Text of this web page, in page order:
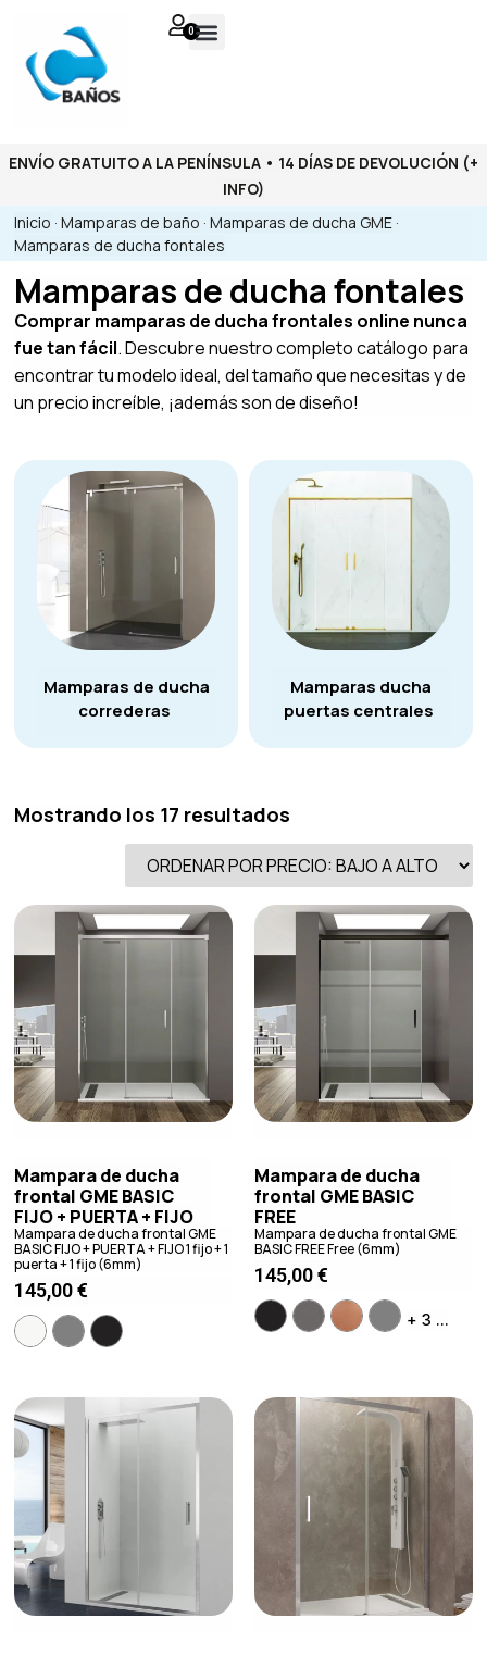
0
ENVÍO GRATUITO A LA PENÍNSULA • 14 DÍAS DE DEVOLUCIÓN (+
INFO)
Inicio ·Mamparas de baño ·Mamparas de ducha GME ·
Mamparas de ducha fontales
Mamparas de ducha fontales
Comprar mamparas de ducha frontales online nunca
fue tan fácil. Descubre nuestro completo catálogo para
encontrar tu modelo ideal, del tamaño que necesitas y de
un precio increíble, ¡además son de diseño!
Mamparas de ducha
correderas
Mamparas ducha
puertas centrales
Mostrando los 17 resultados
Mampara de ducha
frontal GME BASIC
FIJO + PUERTA + FIJO
Mampara de ducha frontal GME
BASIC FIJO + PUERTA + FIJO 1 fijo + 1
puerta + 1 fijo (6mm)
145,00€
Mampara de ducha
frontal GME BASIC
FREE
Mampara de ducha frontal GME
BASIC FREE Free (6mm)
145,00€
+ 3 ...